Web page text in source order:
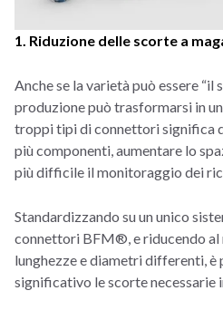
1. Riduzione delle scorte a
Anche se la varietà può essere “il
produzione può trasformarsi in
troppi tipi di connettori significa
più componenti, aumentare lo
più difficile il monitoraggio dei
Standardizzando su un unico
connettori BFM®, e riducendo al
lunghezze e diametri differenti,
significativo le scorte necessarie